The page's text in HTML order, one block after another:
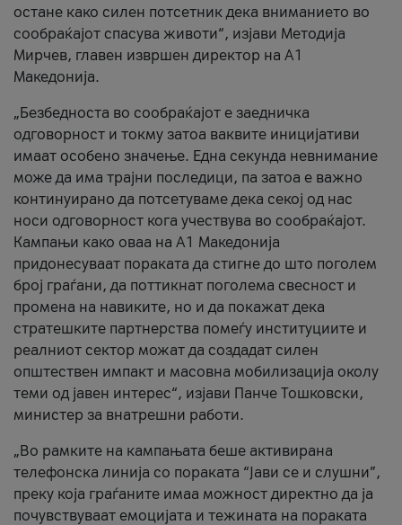
остане како силен потсетник дека вниманието во
сообраќајот спасува животи“, изјави Методија
Мирчев, главен извршен директор на А1
Македонија.
„Безбедноста во сообраќајот е заедничка
одговорност и токму затоа ваквите иницијативи
имаат особено значење. Една секунда невнимание
може да има трајни последици, па затоа е важно
континуирано да потсетуваме дека секој од нас
носи одговорност кога учествува во сообраќајот.
Кампањи како оваа на A1 Македонија
придонесуваат пораката да стигне до што поголем
број граѓани, да поттикнат поголема свесност и
промена на навиките, но и да покажат дека
стратешките партнерства помеѓу институциите и
реалниот сектор можат да создадат силен
општествен импакт и масовна мобилизација околу
теми од јавен интерес“, изјави Панче Тошковски,
министер за внатрешни работи.
„Во рамките на кампањата беше активирана
телефонска линија со пораката “Јави се и слушни”,
преку која граѓаните имаа можност директно да ја
почувствуваат емоцијата и тежината на пораката